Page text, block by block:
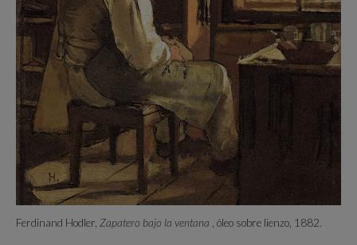
Ferdinand Hodler, Zapatero bajo la ventana , óleo sobre lienzo, 1882.